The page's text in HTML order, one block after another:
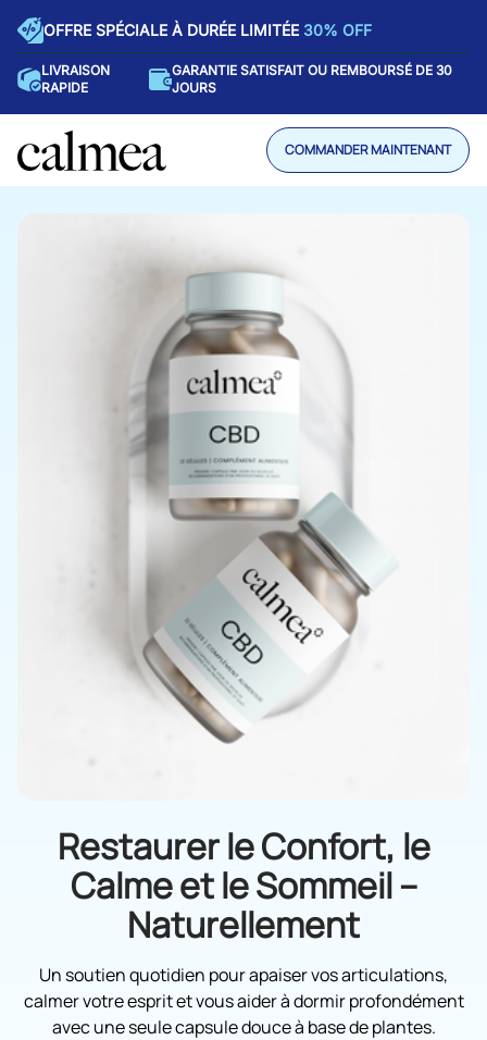
OFFRE SPÉCIALE À DURÉE LIMITÉE 30% OFF
LIVRAISON
RAPIDE
GARANTIE SATISFAIT OU REMBOURSÉ DE 30
JOURS
COMMANDER MAINTENANT
Restaurer le Confort, le
Calme et le Sommeil –
Naturellement
Un soutien quotidien pour apaiser vos articulations,
calmer votre esprit et vous aider à dormir profondément
avec une seule capsule douce à base de plantes.